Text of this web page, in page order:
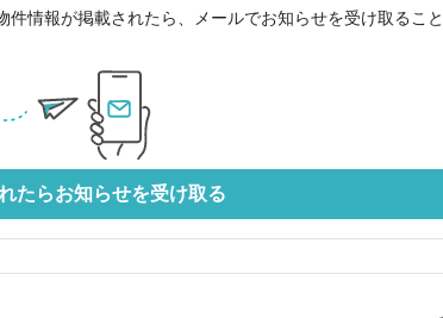
情報が掲載されたら、メールでお知らせを受け取るこ
たらお知らせを受け取る